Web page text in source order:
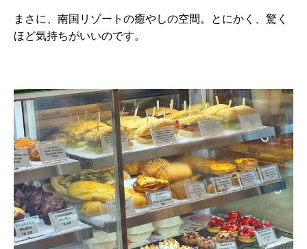
まさに、南国リゾートの癒やしの空間。とにかく、驚く
ほど気持ちがいいのです。